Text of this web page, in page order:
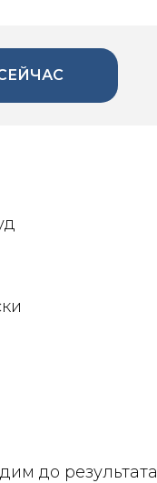
до результата